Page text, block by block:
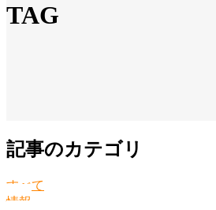
TAG
記事のカテゴリ
すべて
情報